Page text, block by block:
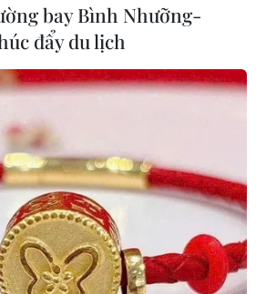
bay Bình Nhưỡng-
đẩy du lịch